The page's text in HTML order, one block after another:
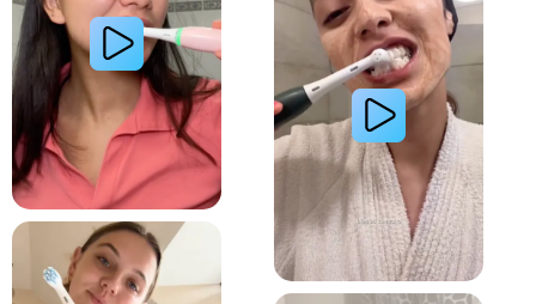
Lire la vidéo : La routine du matin d’une jeune femme avec le système de brosse à dents